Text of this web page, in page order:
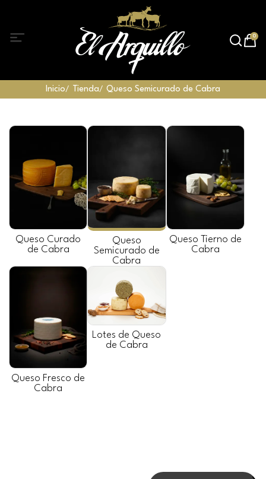
0
Inicio Tienda Queso Semicurado de Cabra
Queso Curado
de Cabra
Queso
Semicurado de
Cabra
Queso Tierno de
Cabra
Queso Fresco de
Cabra
Lotes de Queso
de Cabra